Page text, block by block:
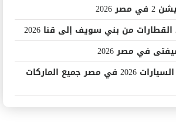
2026
من بني سويف إلى قنا 2026
في مصر 2026
اسعار بطاريات السيارات 2026 في مصر جميع الماركات